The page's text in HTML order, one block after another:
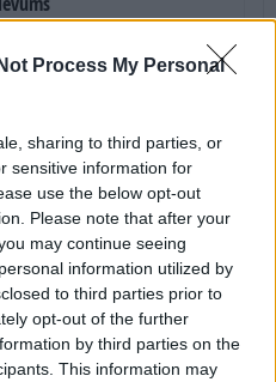
Process My Personal
sharing to third parties, or
sensitive information for
use the below opt-out
Please note that after your
may continue seeing
information utilized by
to third parties prior to
opt-out of the further
by third parties on the
This information may
/ 1.34 Eur par izdevumu *
norādītas € ar PVN.
kā to nosaka Lietošanas